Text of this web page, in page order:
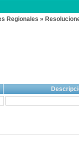
Regionales »